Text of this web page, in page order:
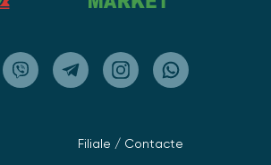
Filiale / Contacte